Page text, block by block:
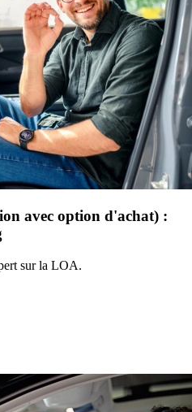
avec option d'achat) :
sur la LOA.